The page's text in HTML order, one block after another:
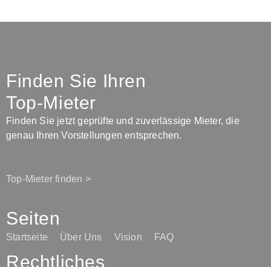
Finden Sie Ihren
Top-Mieter
Finden Sie jetzt geprüfte und zuverlässige Mieter, die
genau Ihren Vorstellungen entsprechen.
Top-Mieter finden >
Seiten
Startseite Über Uns Vision FAQ
Rechtliches